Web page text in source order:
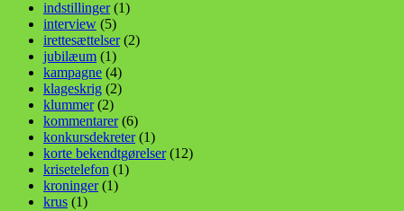
indstillinger(1)
interview (5)
irettesættelser(2)
jubilæum (1)
kampagne (4)
klageskrig (2)
klummer(2)
kommentarer(6)
konkursdekreter(1)
korte bekendtgørelser(12)
krisetelefon (1)
kroninger(1)
krus (1)